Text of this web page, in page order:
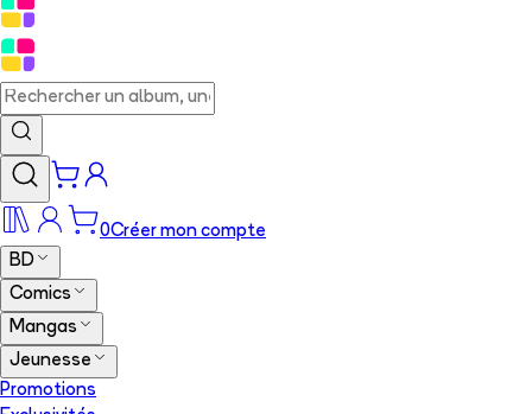
0Créer mon compte
BD
Comics
Mangas
Jeunesse
Promotions